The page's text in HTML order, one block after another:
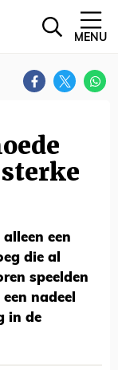
MENU
een
die al
speelden
nadeel
in de